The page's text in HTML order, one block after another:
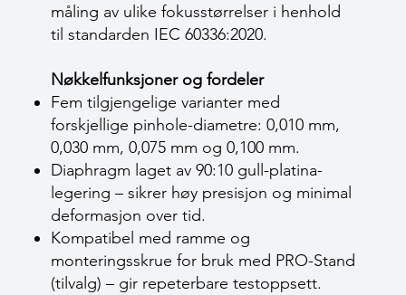
måling av ulike fokusstørrelser i henhold
til standarden IEC 60336:2020.
Nøkkelfunksjoner og fordeler
Fem tilgjengelige varianter med
forskjellige pinhole-diametre: 0,010 mm,
0,030 mm, 0,075 mm og 0,100 mm.
Diaphragm laget av 90:10 gull-platina-
legering – sikrer høy presisjon og minimal
deformasjon over tid.
Kompatibel med ramme og
monteringsskrue for bruk med PRO-Stand
(tilvalg) – gir repeterbare testoppsett.